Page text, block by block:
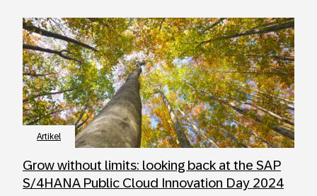
Artikel
Grow without limits: looking back at the SAP
S/4HANA Public Cloud Innovation Day 2024